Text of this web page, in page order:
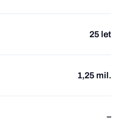
25 let
1,25 mil.
–